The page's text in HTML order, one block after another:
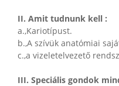
II. Amit tudnunk kell :
a.,Kariotípust.
b.,A szívük anatómiai
c.,a vizeletelvezető
III. Speciális gondok